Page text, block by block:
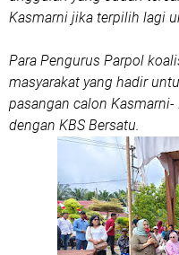
Kasmarni jika terpilih lagi
Para Pengurus Parpol
masyarakat yang hadir
pasangan calon
dengan KBS Bersatu.